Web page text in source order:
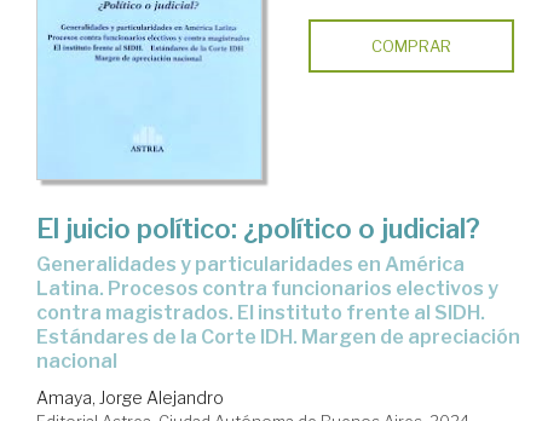
COMPRAR
El juicio político: ¿político o judicial?
Generalidades y particularidades en América
Latina. Procesos contra funcionarios electivos y
contra magistrados. El instituto frente al SIDH.
Estándares de la Corte IDH. Margen de apreciación
nacional
Amaya, Jorge Alejandro